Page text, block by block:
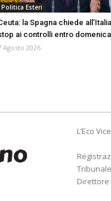
Politica Esteri
la Spagna chiede
ai controlli entro domenica
Agosto 2026
L’Eco